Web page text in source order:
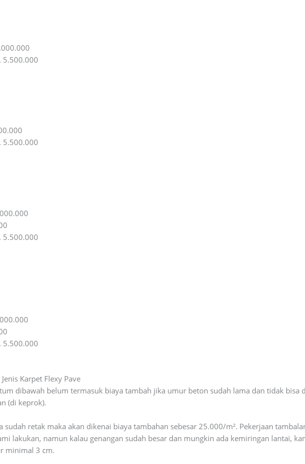
5.500.000
5.500.000
5.500.000
5.500.000
Karpet Flexy Pave
dibawah belum termasuk biaya tambah jika umur beton sudah lama dan tidak bisa
(di keprok).
sudah retak maka akan dikenai biaya tambahan sebesar 25.000/m². Pekerjaan
lakukan, namun kalau genangan sudah besar dan mungkin ada kemiringan lantai,
minimal 3 cm.